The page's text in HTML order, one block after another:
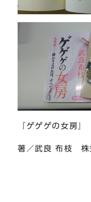
『ゲゲゲの女房』
著／武良 布枝 株